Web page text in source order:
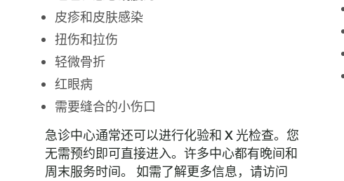
皮疹和皮肤感染
扭伤和拉伤
轻微骨折
红眼病
需要缝合的小伤口
急诊中心通常还可以进行化验和 X 光检查。您
无需预约即可直接进入。许多中心都有晚间和
周末服务时间。 如需了解更多信息，请访问